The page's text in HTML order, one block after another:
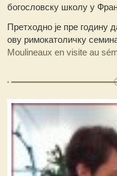
богословску школу у
Претходно је пре годину
ову римокатоличку
Moulineaux en visite au